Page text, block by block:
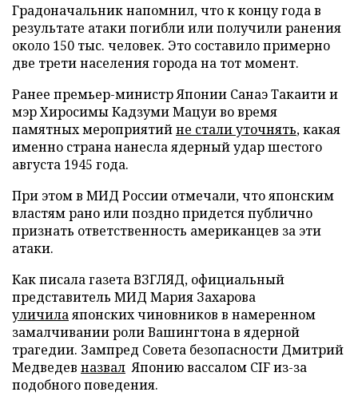
Градоначальник напомнил, что к концу года в
результате атаки погибли или получили ранения
около 150 тыс. человек. Это составило примерно
две трети населения города на тот момент.
Ранее премьер-министр Японии Санаэ Такаити и
мэр Хиросимы Кадзуми Мацуи во время
памятных мероприятийне стали уточнять, какая
именно страна нанесла ядерный удар шестого
августа 1945 года.
При этом в МИД России отмечали, что японским
властям рано или поздно придется публично
признать ответственность американцев за эти
атаки.
Как писала газета ВЗГЛЯД, официальный
представитель МИД Мария Захарова
уличилаяпонских чиновников в намеренном
замалчивании роли Вашингтона в ядерной
трагедии. Зампред Совета безопасности Дмитрий
Медведев назвал Японию вассалом CIF из-за
подобного поведения.